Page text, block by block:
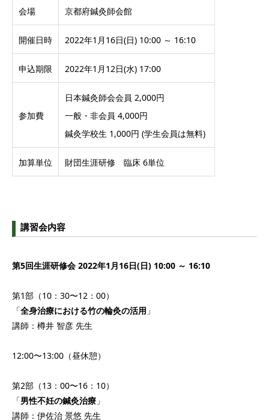
会場 京都府鍼灸師会館
開催日時 2022年1月16日(日) 10:00 ～ 16:10
申込期限 2022年1月12日(水) 17:00
参加費
日本鍼灸師会会員 2,000円
一般・非会員 4,000円
鍼灸学校生 1,000円 (学生会員は無料)
加算単位 財団生涯研修 臨床 6単位
講習会内容
第5回生涯研修会 2022年1月16日(日) 10:00 ～ 16:10
第1部（10：30〜12：00）
「全身治療における竹の輪灸の活用 」
講師：樽井 智彦 先生
12:00〜13:00（昼休憩）
第2部（13：00〜16：10）
「男性不妊の鍼灸治療 」
講師：伊佐治 景悠 先生